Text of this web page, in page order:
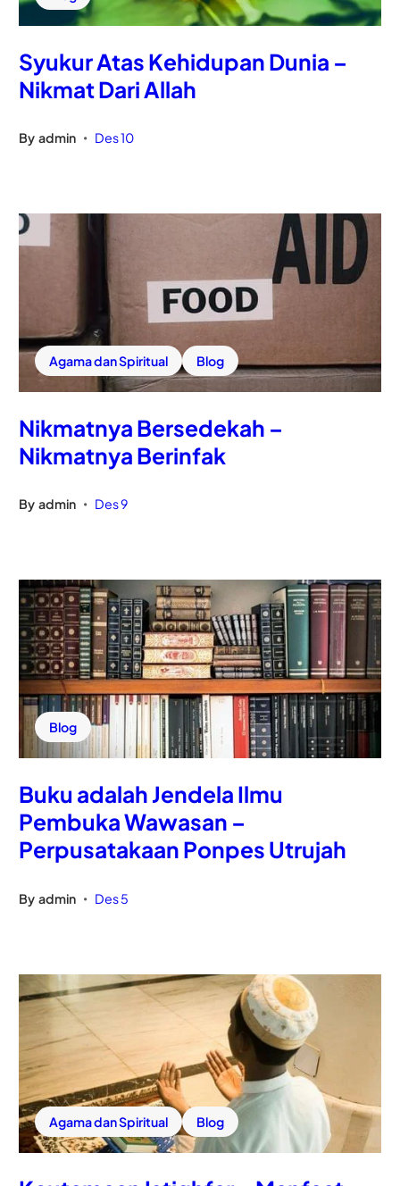
Syukur Atas Kehidupan Dunia –
Nikmat Dari Allah
By admin • Des 10
Agama dan Spiritual Blog
Nikmatnya Bersedekah –
Nikmatnya Berinfak
By admin • Des 9
Blog
Buku adalah Jendela Ilmu
Pembuka Wawasan –
Perpusatakaan Ponpes Utrujah
By admin • Des 5
Agama dan Spiritual Blog